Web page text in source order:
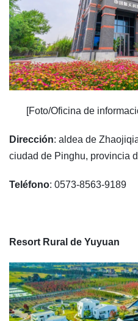
[Foto/Oficina de
Dirección: aldea de
ciudad de Pinghu, provincia
Teléfono: 0573-8563-9189
Resort Rural de Yuyuan